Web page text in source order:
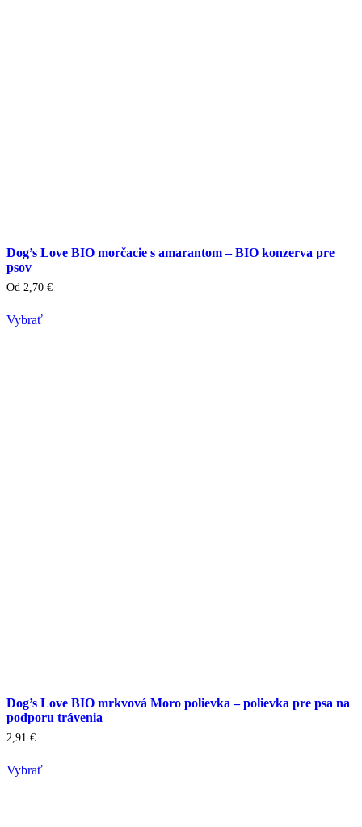
Dog’s Love BIO morčacie s amarantom – BIO konzerva pre
psov
Od 2,70 €
Vybrať
Dog’s Love BIO mrkvová Moro polievka – polievka pre psa na
podporu trávenia
2,91 €
Vybrať